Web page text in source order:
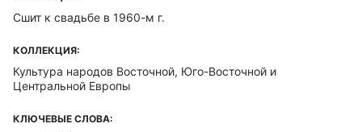
Сшит к свадьбе в 1960-м г.
КОЛЛЕКЦИЯ:
Культура народов Восточной, Юго-Восточной и
Центральной Европы
КЛЮЧЕВЫЕ СЛОВА: